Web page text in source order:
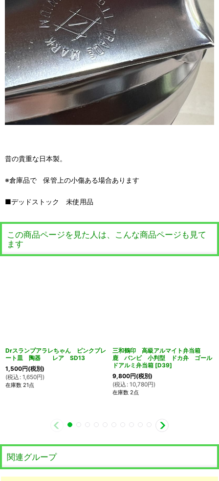
昔の貴重な日本製。
※倉庫品で 保管上の小傷ある場合あります
■デッドストック 未使用品
この商品ページを見た人は、こんな商品ページも見て
ます
Drスランプアラレちゃん ピンクプレ
ート皿 陶器 レア SD13
1,500円(税別)
(税込 : 1,650円)
在庫数 21点
三和鶴印 高級アルマイト弁当箱
鹿 バンビ 小判型 ドカ弁 ゴール
ドアルミ弁当箱 [D39]
9,800円(税別)
(税込 : 10,780円)
在庫数 2点
関連グループ